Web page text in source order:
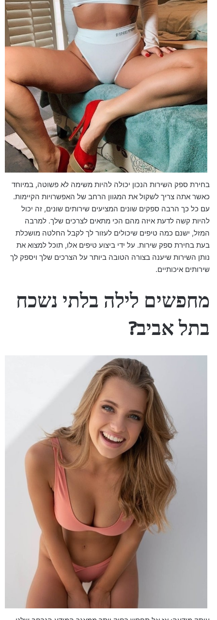
בחירת ספק השירות הנכון יכולה להיות משימה לא פשוטה, במיוחד
כאשר אתה צריך לשקול את המגוון הרחב של האפשרויות הקיימות.
עם כל כך הרבה ספקים שונים המציעים שירותים שונים, זה יכול
להיות קשה לדעת איזה מהם הכי מתאים לצרכים שלך. למרבה
המזל, ישנם כמה טיפים שיכולים לעזור לך לקבל החלטה מושכלת
בעת בחירת ספק שירות. על ידי ביצוע טיפים אלו, תוכל למצוא את
נותן השירות שיענה בצורה הטובה ביותר על הצרכים שלך ויספק לך
שירותים איכותיים.
מחפשים לילה בלתי נשכח
בתל אביב?